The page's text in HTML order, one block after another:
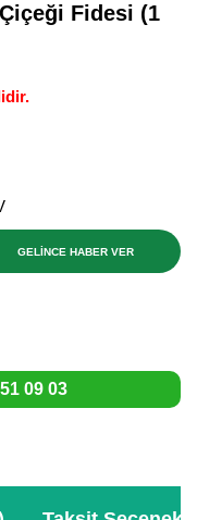
Fidesi (1
GELİNCE HABER VER
09 03